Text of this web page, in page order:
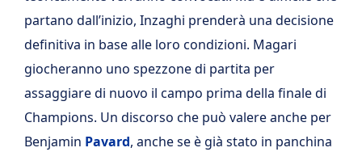
partano dall’inizio, Inzaghi prenderà una decisione
definitiva in base alle loro condizioni. Magari
giocheranno uno spezzone di partita per
assaggiare di nuovo il campo prima della finale di
Champions. Un discorso che può valere anche per
Benjamin Pavard, anche se è già stato in panchina